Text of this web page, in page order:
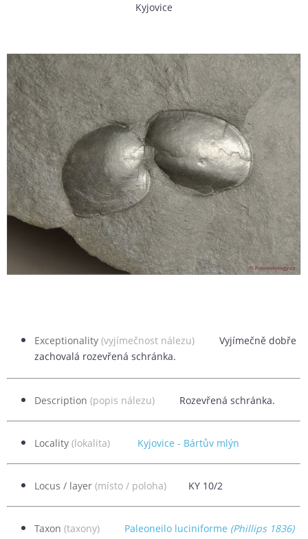
Kyjovice
Exceptionality (vyjímečnost nálezu) Vyjímečně dobře
zachovalá rozevřená schránka.
Description (popis nálezu) Rozevřená schránka.
Locality (lokalita) Kyjovice - Bártův mlýn
Locus / layer (místo / poloha) KY 10/2
Taxon (taxony) Paleoneilo luciniforme (Phillips 1836)